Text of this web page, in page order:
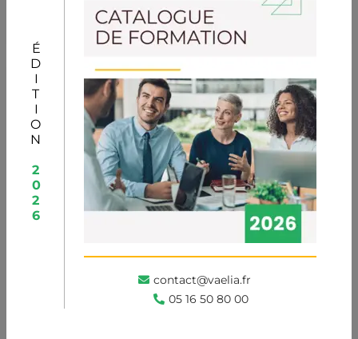
Lire l'article
Semaine de l'IA Vaelia : des
webinaires pour passer à l'action
Du 21 au 24 avril, Vaelia a proposé des webinaires
ÉDITION
2026
contact@vaelia.fr
05 16 50 80 00